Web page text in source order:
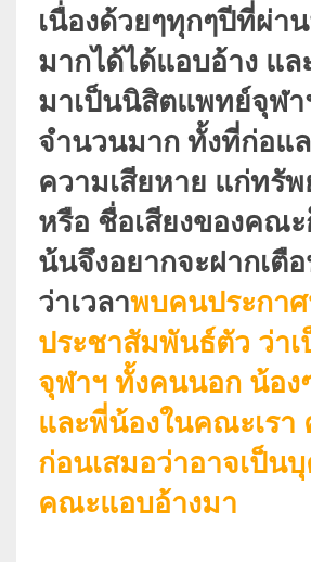
เนื่องด้วยๆทุกๆปีที่ผ่า
มากได้ได้แอบอ้าง แ
มาเป็นนิสิตแพทย์จุฬา
จำนวนมาก ทั้งที่ก่อแ
ความเสียหาย แก่ทรั
หรือ ชื่อเสียงของคณ
น้นจึงอยากจะฝากเตื
ว่าเวลาพบคนประกา
ประชาสัมพันธ์ตัว ว่า
จุฬาฯ ทั้งคนนอก น้อง
และพี่น้องในคณะเรา
ก่อนเสมอว่าอาจเป็น
คณะแอบอ้างมา